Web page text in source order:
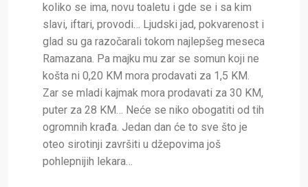
koliko se ima, novu toaletu i gde se i sa kim
slavi, iftari, provodi… Ljudski jad, pokvarenost i
glad su ga razočarali tokom najlepšeg meseca
Ramazana. Pa majku mu zar se somun koji ne
košta ni 0,20 KM mora prodavati za 1,5 KM.
Zar se mladi kajmak mora prodavati za 30 KM,
puter za 28 KM… Neće se niko obogatiti od tih
ogromnih krađa. Jedan dan će to sve što je
oteo sirotinji završiti u džepovima još
pohlepnijih lekara…